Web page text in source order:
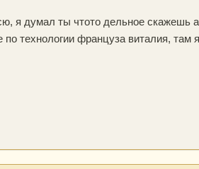
я думал ты чтото дельное скажешь
технологии француза виталия, там